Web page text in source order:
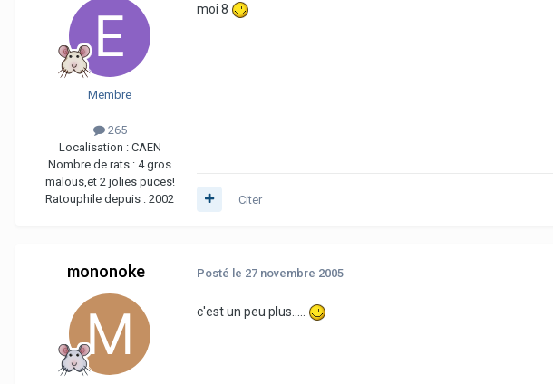
Membre
265
Localisation : CAEN
Nombre de rats : 4 gros
malous,et 2 jolies puces!
Ratouphile depuis : 2002
moi 8
Citer
mononoke Posté le 27 novembre 2005
c'est un peu plus.....